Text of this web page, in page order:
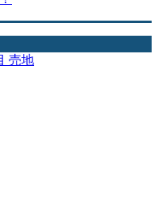
売地